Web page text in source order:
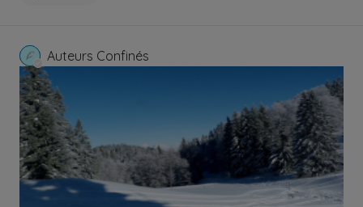
Auteurs Confinés